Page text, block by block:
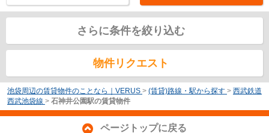
さらに条件を絞り込む
物件リクエスト
池袋周辺の賃貸物件のことなら｜VERUS > (賃貸)路線・駅から探す > 西武鉄道
西武池袋線 > 石神井公園駅の賃貸物件
ページトップに戻る